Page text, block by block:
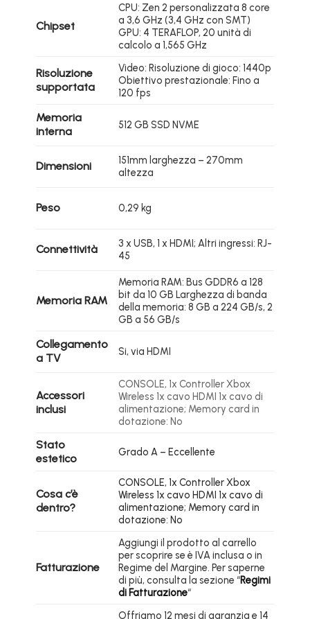
Chipset
CPU: Zen 2 personalizzata 8 core
a 3,6 GHz (3,4 GHz con SMT)
GPU: 4 TERAFLOP, 20 unità di
calcolo a 1,565 GHz
Risoluzione
supportata
Video: Risoluzione di gioco: 1440p
Obiettivo prestazionale: Fino a
120 fps
Memoria
interna
512 GB SSD NVME
Dimensioni
151mm larghezza – 270mm
altezza
Peso 0,29 kg
Connettività
3 x USB, 1 x HDMI; Altri ingressi: RJ-
45
Memoria RAM
Memoria RAM: Bus GDDR6 a 128
bit da 10 GB Larghezza di banda
della memoria: 8 GB a 224 GB/s, 2
GB a 56 GB/s
Collegamento
a TV
Si, via HDMI
Accessori
inclusi
CONSOLE, 1x Controller Xbox
Wireless 1x cavo HDMI 1x cavo di
alimentazione; Memory card in
dotazione: No
Stato
estetico
Grado A – Eccellente
Cosa c’è
dentro?
CONSOLE, 1x Controller Xbox
Wireless 1x cavo HDMI 1x cavo di
alimentazione; Memory card in
dotazione: No
Fatturazione
Aggiungi il prodotto al carrello
per scoprire se è IVA inclusa o in
Regime del Margine. Per saperne
di più, consulta la sezione “Regimi
di Fatturazione“
Offriamo 12 mesi di garanzia e 14